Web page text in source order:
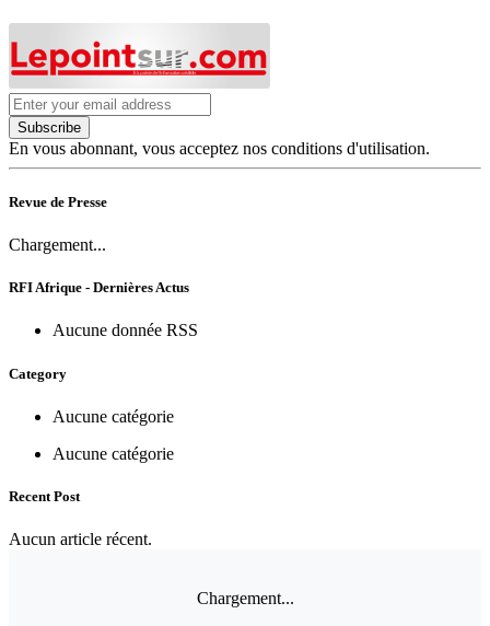
Subscribe
En vous abonnant, vous acceptez nos conditions d'utilisation.
Revue de Presse
Chargement...
RFI Afrique - Dernières Actus
Aucune donnée RSS
Category
Aucune catégorie
Aucune catégorie
Recent Post
Aucun article récent.
Chargement...